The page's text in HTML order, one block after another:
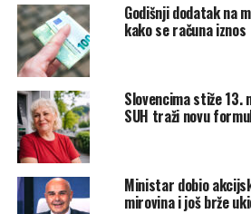
Godišnji dodatak na
kako se računa iznos
Slovencima stiže 13.
SUH traži novu
Ministar dobio
mirovina i još brže